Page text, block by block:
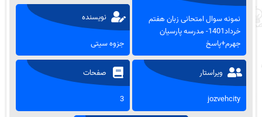
نمونه سوال امتحانی زبان هفتم
خرداد1401- مدرسه پارسیان
جهرم+پاسخ
نویسنده
جزوه سیتی
ویراستار
jozvehcity
صفحات
3